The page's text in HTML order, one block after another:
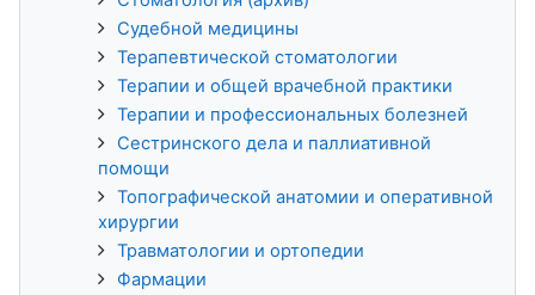
Судебной медицины
Терапевтической стоматологии
Терапии и общей врачебной практики
Терапии и профессиональных болезней
Сестринского дела и паллиативной
помощи
Топографической анатомии и оперативной
хирургии
Травматологии и ортопедии
Фармации